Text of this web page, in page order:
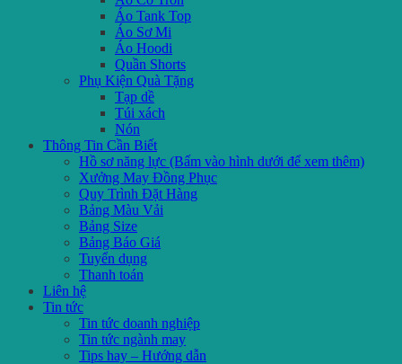
Áo Tank Top
Áo Sơ Mi
Áo Hoodi
Quần Shorts
Phụ Kiện Quà Tặng
Tạp dề
Túi xách
Nón
Thông Tin Cần Biết
Hồ sơ năng lực (Bấm vào hình dưới để xem thêm)
Xưởng May Đồng Phục
Quy Trình Đặt Hàng
Bảng Màu Vải
Bảng Size
Bảng Báo Giá
Tuyển dụng
Thanh toán
Liên hệ
Tin tức
Tin tức doanh nghiệp
Tin tức ngành may
Tips hay – Hướng dẫn